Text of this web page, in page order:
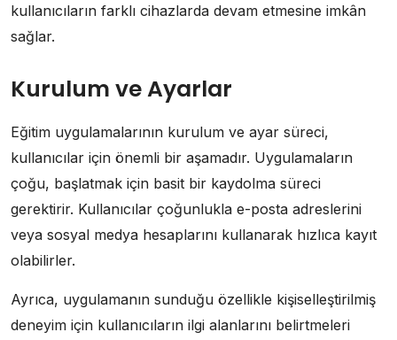
kullanıcıların farklı cihazlarda devam etmesine imkân
sağlar.
Kurulum ve Ayarlar
Eğitim uygulamalarının kurulum ve ayar süreci,
kullanıcılar için önemli bir aşamadır. Uygulamaların
çoğu, başlatmak için basit bir kaydolma süreci
gerektirir. Kullanıcılar çoğunlukla e-posta adreslerini
veya sosyal medya hesaplarını kullanarak hızlıca kayıt
olabilirler.
Ayrıca, uygulamanın sunduğu özellikle kişiselleştirilmiş
deneyim için kullanıcıların ilgi alanlarını belirtmeleri